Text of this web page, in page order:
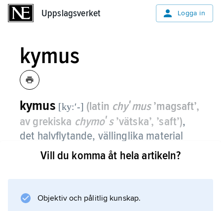
Uppslagsverket Logga in
kymus
kymus [ky:ʹ-] (latin chyʹmus’magsaft’,
av grekiska chymoʹs’vätska’, ’saft’),
det halvflytande, vällinglika material
som bildas av födan i magsäcken och
Vill du komma åt hela artikeln?
Objektiv och pålitlig kunskap.